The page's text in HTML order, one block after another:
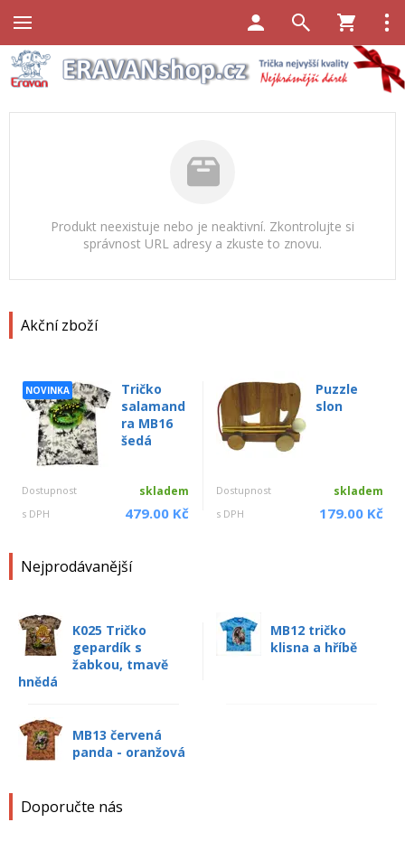
Akční zboží
NOVINKA
Tričko
salamand
ra MB16
šedá
Dostupnost skladem
s DPH 479.00 Kč
Puzzle
slon
Dostupnost skladem
s DPH 179.00 Kč
Nejprodávanější
K025 Tričko
gepardík s
žabkou, tmavě
hnědá
MB12 tričko
klisna a hříbě
MB13 červená
panda - oranžová
Doporučte nás
Produkt neexistuje nebo je neaktivní. Zkontrolujte si
správnost URL adresy a zkuste to znovu.